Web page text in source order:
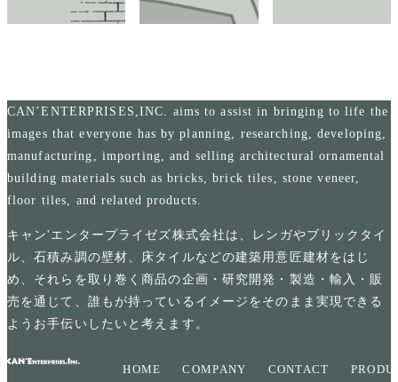
CAN’ENTERPRISES,INC. aims to assist in bringing to life the
images that everyone has by planning, researching, developing,
manufacturing, importing, and selling architectural ornamental
building materials such as bricks, brick tiles, stone veneer,
floor tiles, and related products.
キャン'エンタープライゼズ株式会社は、レンガやブリックタイ
ル、石積み調の壁材、床タイルなどの建築用意匠建材をはじ
め、それらを取り巻く商品の企画・研究開発・製造・輸入・販
売を通じて、誰もが持っているイメージをそのまま実現できる
ようお手伝いしたいと考えます。
HOME COMPANY CONTACT